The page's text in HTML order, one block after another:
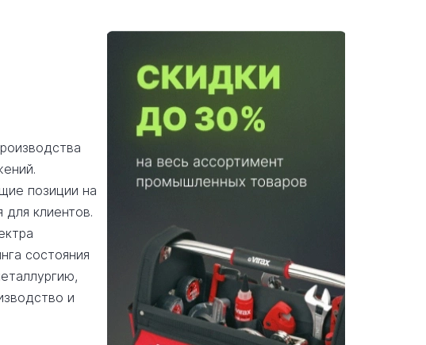
позиции на
клиентов.
состояния
и